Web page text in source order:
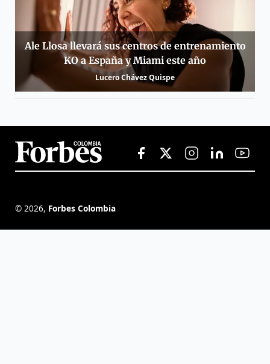
Ale Llosa llevará sus centros de entrenamiento
KO a España y Miami este año
Lucero Chávez Quispe
© 2026, Forbes Colombia